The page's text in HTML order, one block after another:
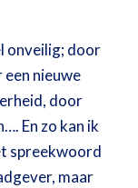
onveilig; door
nieuwe
door
En zo kan ik
spreekwoord
maar